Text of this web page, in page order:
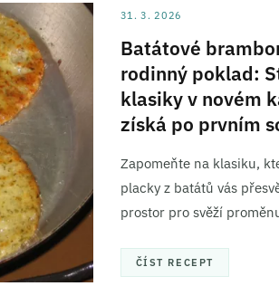
31. 3. 2026
Batátové
rodinný poklad:
klasiky v novém
získá po prvním
Zapomeňte na klasiku,
placky z batátů vás
prostor pro svěží
ČÍST RECEPT